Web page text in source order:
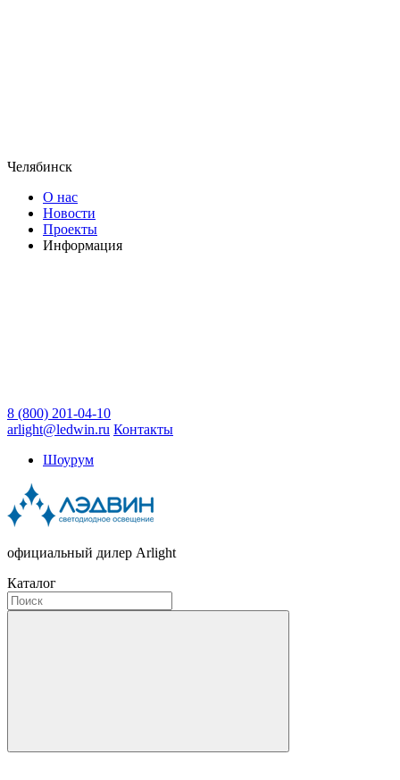
Челябинск
О нас
Новости
Проекты
Информация
8 (800) 201-04-10
arlight@ledwin.ru Контакты
Шоурум
официальный дилер Arlight
Каталог